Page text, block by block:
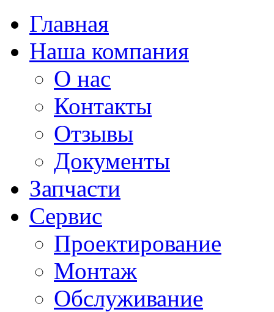
Главная
Наша компания
О нас
Контакты
Отзывы
Документы
Запчасти
Сервис
Проектирование
Монтаж
Обслуживание